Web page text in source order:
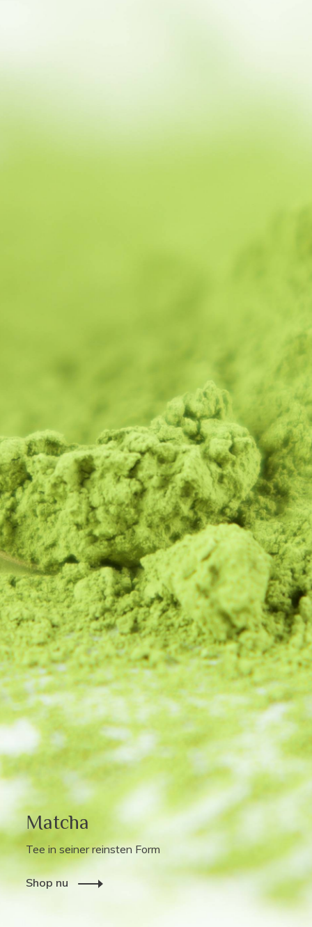
Matcha
Tee in seiner reinsten Form
Shop nu